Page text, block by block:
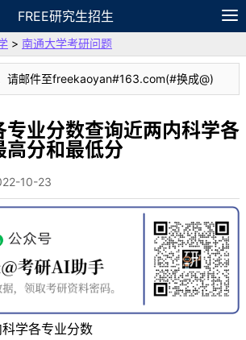
FREE研究生招生
专题 APP 笔记
> 南通大学考研问题
请邮件至freekaoyan#163.com(#换成@)
专业分数查询近两内科学各
高分和最低分
10-23
学各专业分数